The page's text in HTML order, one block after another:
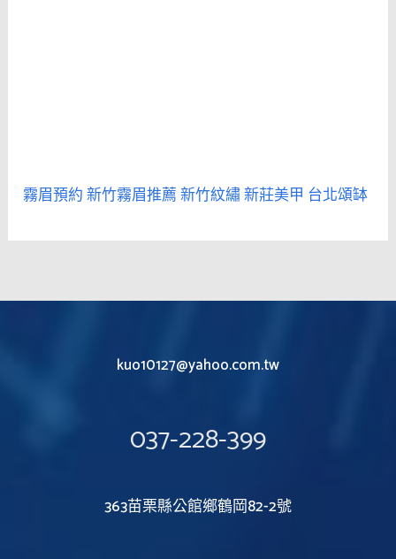
霧眉預約新竹霧眉推薦新竹紋繡新莊美甲 台北頌缽
kuo10127@yahoo.com.tw
037-228-399
363苗栗縣公館鄉鶴岡82-2號